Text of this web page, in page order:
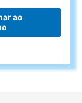
era:
ao